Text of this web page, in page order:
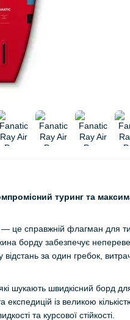
туринг та
— це справжній флагман для
борду забезпечує
відстань за один гребок,
які шукають швидкісний борд
експедицій із великою
та курсової стійкості.